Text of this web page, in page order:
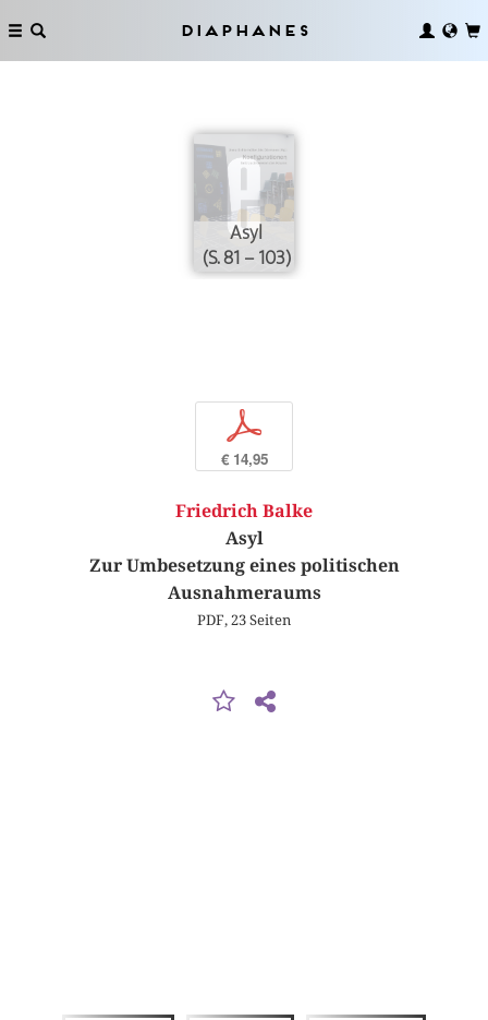
Diaphanes
Asyl
(S. 81 – 103)
p
€ 14,95
Friedrich Balke
Asyl
Zur Umbesetzung eines politischen
Ausnahmeraums
PDF, 23 Seiten